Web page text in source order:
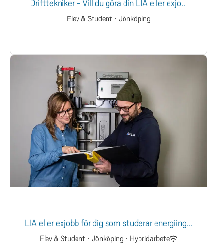
Drifttekniker - Vill du göra din LIA eller exjo...
Elev & Student · Jönköping
LIA eller exjobb för dig som studerar energiing...
Elev & Student · Jönköping · Hybridarbete